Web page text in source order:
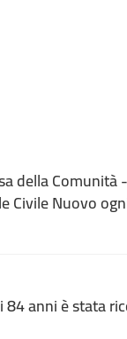
della Comunità
Civile Nuovo
84 anni è stata